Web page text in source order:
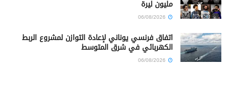
مليون ليرة
اتفاق فرنسي يوناني لإعادة التوازن لمشروع الربط
الكهربائي في شرق المتوسط